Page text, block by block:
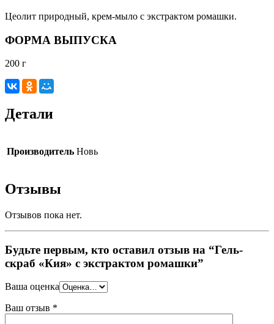
Цеолит природный, крем-мыло с экстрактом ромашки.
ФОРМА ВЫПУСКА
200 г
Детали
Производитель Новь
Отзывы
Отзывов пока нет.
Будьте первым, кто оставил отзыв на “Гель-
скраб «Кия» с экстрактом ромашки”
Ваша оценка
Ваш отзыв *